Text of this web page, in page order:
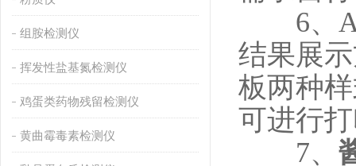
组胺检测仪
挥发性盐基氮检测仪
鸡蛋类药物残留检测仪
黄曲霉毒素检测仪
6、A4
结果展
板两种
可进行
7、